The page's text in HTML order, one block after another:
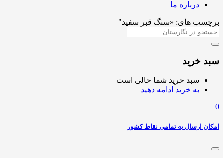
درباره ما
برچسب های: «سنگ قبر سفید"
سبد خرید
سبد خرید شما خالی است
به خرید ادامه دهید
0
امکان ارسال به تمامی نقاط کشور